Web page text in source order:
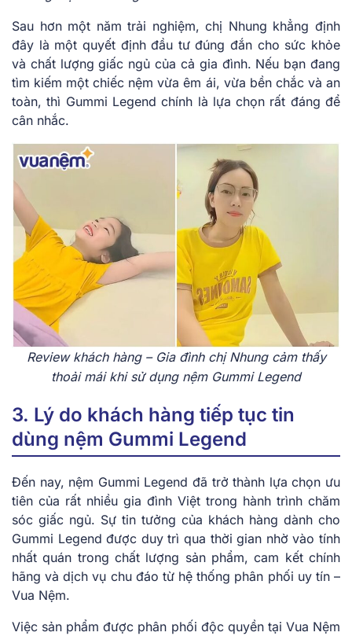
Sau hơn một năm trải nghiệm, chị Nhung khẳng định
đây là một quyết định đầu tư đúng đắn cho sức khỏe
và chất lượng giấc ngủ của cả gia đình. Nếu bạn đang
tìm kiếm một chiếc nệm vừa êm ái, vừa bền chắc và an
toàn, thì Gummi Legend chính là lựa chọn rất đáng để
cân nhắc.
Review khách hàng – Gia đình chị Nhung cảm thấy
thoải mái khi sử dụng nệm Gummi Legend
3. Lý do khách hàng tiếp tục tin
dùng nệm Gummi Legend
Đến nay, nệm Gummi Legend đã trở thành lựa chọn ưu
tiên của rất nhiều gia đình Việt trong hành trình chăm
sóc giấc ngủ. Sự tin tưởng của khách hàng dành cho
Gummi Legend được duy trì qua thời gian nhờ vào tính
nhất quán trong chất lượng sản phẩm, cam kết chính
hãng và dịch vụ chu đáo từ hệ thống phân phối uy tín –
Vua Nệm.
Việc sản phẩm được phân phối độc quyền tại Vua Nệm